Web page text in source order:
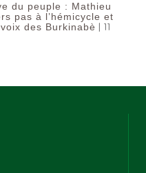
du peuple : Mathieu
pas à l’hémicycle et
des Burkinabè | 11